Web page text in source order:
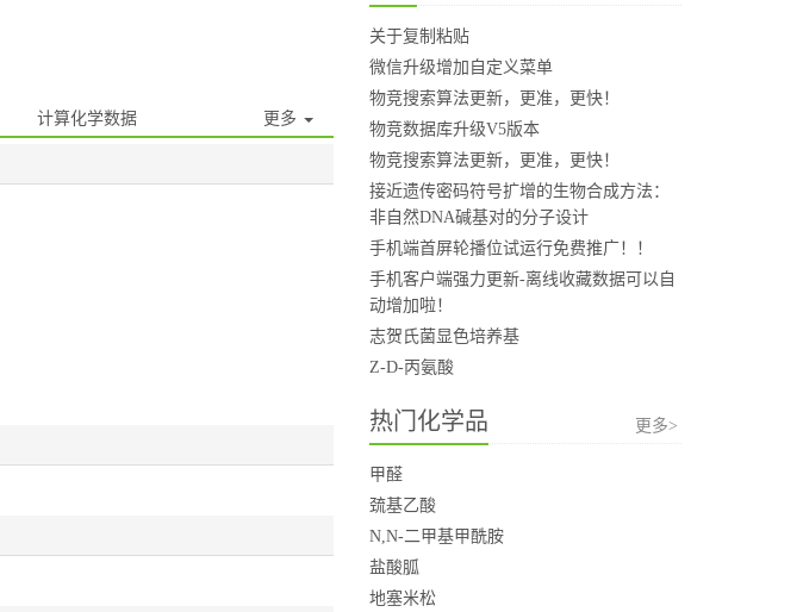
计算化学数据 更多
关于复制粘贴
微信升级增加自定义菜单
物竞搜索算法更新，更准，更快！
物竞数据库升级V5版本
物竞搜索算法更新，更准，更快！
接近遗传密码符号扩增的生物合成方法：
非自然DNA碱基对的分子设计
手机端首屏轮播位试运行免费推广！！
手机客户端强力更新-离线收藏数据可以自
动增加啦！
志贺氏菌显色培养基
Z-D-丙氨酸
热门化学品 更多>
甲醛
巯基乙酸
N,N-二甲基甲酰胺
盐酸胍
地塞米松